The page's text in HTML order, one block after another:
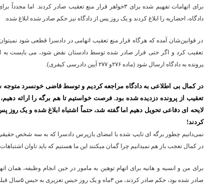
برای اتهامات تفهیم شده برای ٣خواهر قرار منع تعقیب صادر کردند.
دادگاه، احضاریه را ابلاغ کردند و یک روز پس از دادگاه نیز حکم صادر شده ابلاغ شده.
در قوانین‌شان آمده که هرگاه قرار منع تعقیب اتهامی در دادسرا قطعی شود نمیتوان
تعقیب کرد و اگر حتی قرار صادر شده توسط دادستان نقض شود، می بایست به
پرونده به دادگاه ارسال شود (ماده ٢٧۶و ٢٧٧ آیین دادرسی کیفری).
در کمال بی اطلاعی به دادگاه مراجعه کردیم و توسط قاضی خونسرد متوجه
تعقیب از پرونده دزدیده شده بود. فرصت خواستیم تا هم برگه را ارائه
لایحه ای دفاعی تحویل دهیم اما گفته شد، حتماً اشتباه ابلاغ شده و یک روز
کردند!
نمی‌دانیم چطور برگه ای تایپ شده با امضای بازپرس دادسرا که به سه شخص حقیقی
در کمال تعجب باز هم نمیدانیم چرا گمان میکنند این ما هستیم که باید تاوان
برای من و انسیه و هانیه برای اتهام توهین به مامور در حین انجام وظیفه، همان
صادر شده بود، حکم